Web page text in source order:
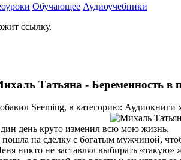
Обучающее Аудиоучебники
ссылку.
Татьяна - Беременность
Seeming, в категорию: Аудиокниги
день круто изменил всю мою жизнь.
на сделку с богатым мужчиной,
никто не заставлял выбирать «такую»